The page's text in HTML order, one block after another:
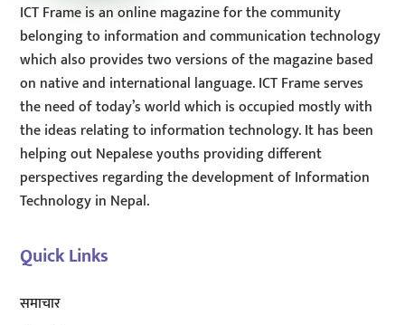
ICT Frame is an online magazine for the community
belonging to information and communication technology
which also provides two versions of the magazine based
on native and international language. ICT Frame serves
the need of today’s world which is occupied mostly with
the ideas relating to information technology. It has been
helping out Nepalese youths providing different
perspectives regarding the development of Information
Technology in Nepal.
Quick Links
समाचार